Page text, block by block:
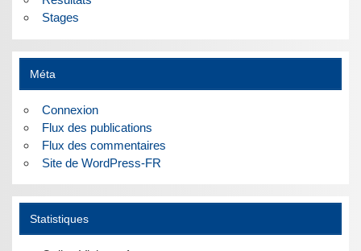
Stages
Méta
Connexion
Flux des publications
Flux des commentaires
Site de WordPress-FR
Statistiques